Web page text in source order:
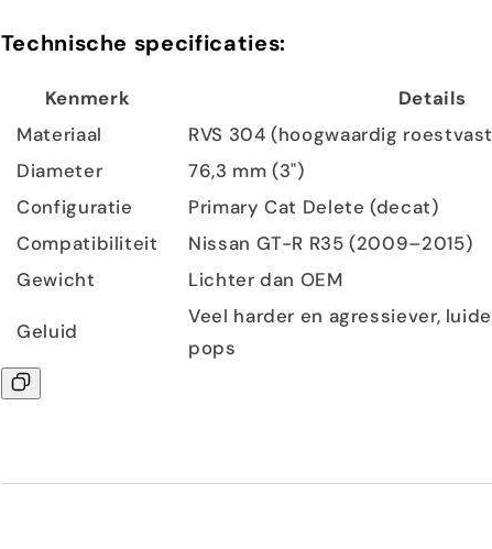
Technische specificaties:
Kenmerk
Details
Materiaal
RVS 304 (hoogwaardig
Diameter
76,3 mm (3")
Configuratie
Primary Cat Delete (decat)
Compatibiliteit
Nissan GT-R R35 (2009–2015)
Gewicht
Lichter dan OEM
Geluid
Veel harder en agressiever,
pops